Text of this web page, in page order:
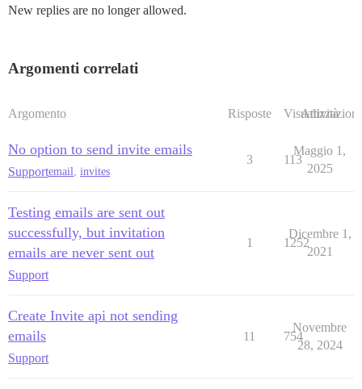
New replies are no longer allowed.
Argomenti correlati
Argomento Risposte Visualizzazioni
Attività
No option to send invite emails
Supportemail, invites
3 113
Maggio 1,
2025
Testing emails are sent out
successfully, but invitation
emails are never sent out
Support
1 1252
Dicembre 1,
2021
Create Invite api not sending
emails
Support
11 754
Novembre
28, 2024